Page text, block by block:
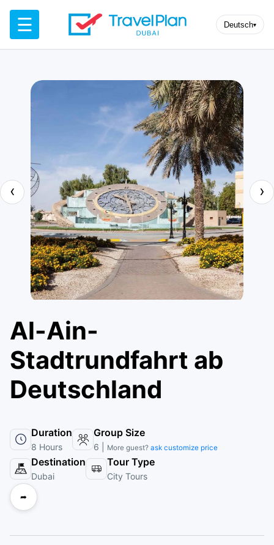
☰ Deutsch▾
‹ ›
Al-Ain-
Stadtrundfahrt ab
Deutschland
Duration
8 Hours
Group Size
6 | More guest? ask customize price
Destination
Dubai
Tour Type
City Tours
➦